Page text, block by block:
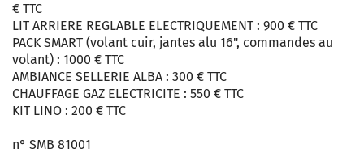
€ TTC
LIT ARRIERE REGLABLE ELECTRIQUEMENT : 900 € TTC
PACK SMART (volant cuir, jantes alu 16", commandes au
volant) : 1000 € TTC
AMBIANCE SELLERIE ALBA : 300 € TTC
CHAUFFAGE GAZ ELECTRICITE : 550 € TTC
KIT LINO : 200 € TTC
n° SMB 81001